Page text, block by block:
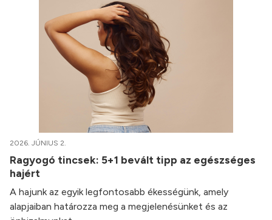
2026. JÚNIUS 2.
Ragyogó tincsek: 5+1 bevált tipp az egészséges
hajért
A hajunk az egyik legfontosabb ékességünk, amely
alapjaiban határozza meg a megjelenésünket és az